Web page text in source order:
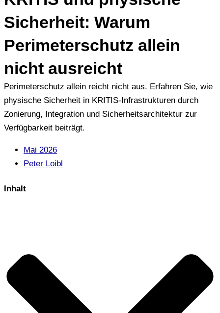
Sicherheit: Warum
Perimeterschutz allein
nicht ausreicht
Perimeterschutz allein reicht nicht aus. Erfahren Sie, wie
physische Sicherheit in KRITIS-Infrastrukturen durch
Zonierung, Integration und Sicherheitsarchitektur zur
Verfügbarkeit beiträgt.
Mai 2026
Peter Loibl
Inhalt